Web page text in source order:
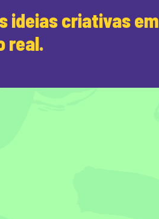
ideias criativas em
real.